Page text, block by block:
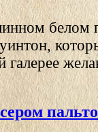
белом
пальто